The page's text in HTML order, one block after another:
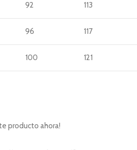
92 113
96 117
100 121
producto ahora!